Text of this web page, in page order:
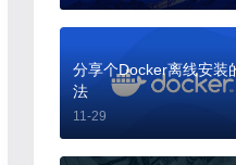
分享个Docker离线安装
法
11-29